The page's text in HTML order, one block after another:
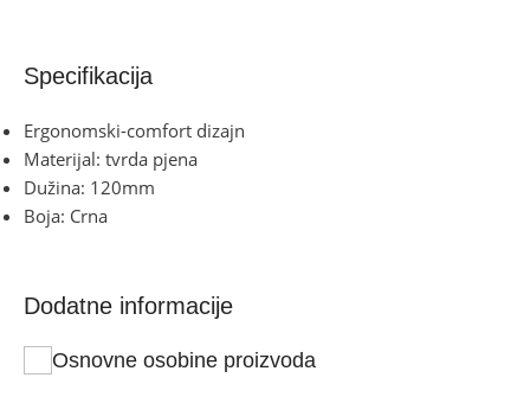
Specifikacija
Ergonomski-comfort dizajn
Materijal: tvrda pjena
Dužina: 120mm
Boja: Crna
Dodatne informacije
Osnovne osobine proizvoda